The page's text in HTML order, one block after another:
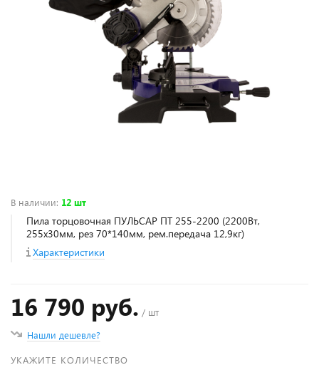
В наличии: 12 шт
Пила торцовочная ПУЛЬСАР ПТ 255-2200 (2200Вт,
255х30мм, рез 70*140мм, рем.передача 12,9кг)
Характеристики
16 790 руб. / шт
Нашли дешевле?
УКАЖИТЕ КОЛИЧЕСТВО